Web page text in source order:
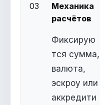
03
Механика
расчётов
Фиксирую
тся сумма,
валюта,
эскроу или
аккредити